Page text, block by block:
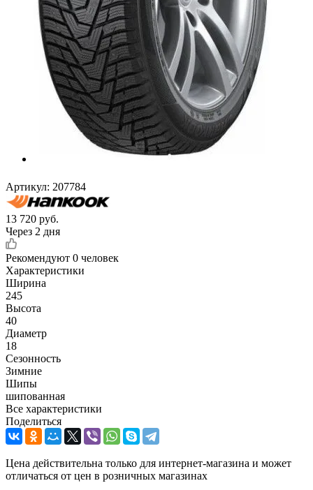
Артикул: 207784
13 720 руб.
Через 2 дня
Рекомендуют 0 человек
Характеристики
Ширина
245
Высота
40
Диаметр
18
Сезонность
Зимние
Шипы
шипованная
Все характеристики
Поделиться
Цена действительна только для интернет-магазина и может
отличаться от цен в розничных магазинах